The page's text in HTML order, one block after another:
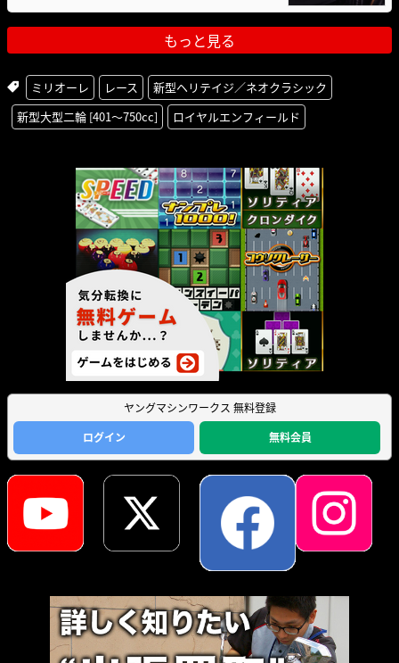
もっと見る
ミリオーレ レース
新型ヘリテイジ／ネオクラシック
新型大型二輪 [401〜750cc]
ロイヤルエンフィールド
ヤングマシンワークス 無料登録
ログイン
無料会員